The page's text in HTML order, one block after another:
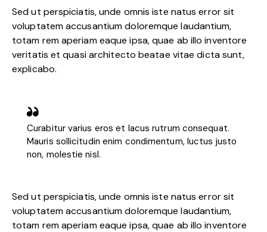
Sed ut perspiciatis, unde omnis iste natus error sit
voluptatem accusantium doloremque laudantium,
totam rem aperiam eaque ipsa, quae ab illo inventore
veritatis et quasi architecto beatae vitae dicta sunt,
explicabo.
Curabitur varius eros et lacus rutrum consequat.
Mauris sollicitudin enim condimentum, luctus justo
non, molestie nisl.
Sed ut perspiciatis, unde omnis iste natus error sit
voluptatem accusantium doloremque laudantium,
totam rem aperiam eaque ipsa, quae ab illo inventore